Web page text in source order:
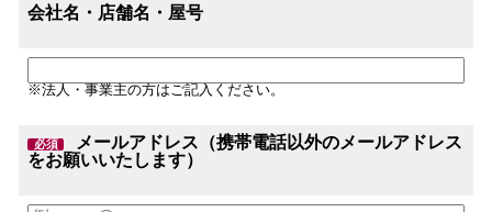
会社名・店舗名・屋号
※法人・事業主の方はご記入ください。
必須
メールアドレス（携帯電話以外のメールアドレス
をお願いいたします）